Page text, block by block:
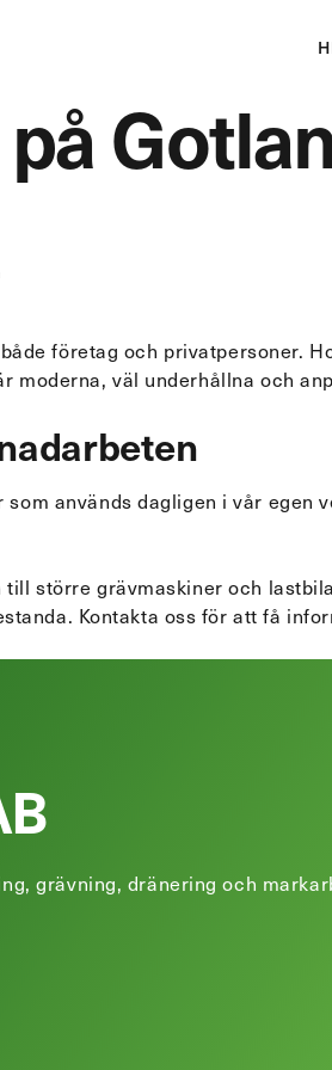
åkermak,
VA-
företag och privatpersoner.
väl underhållna och
används dagligen i vår
större grävmaskiner och
Kontakta oss för att få
grävning, dränering och